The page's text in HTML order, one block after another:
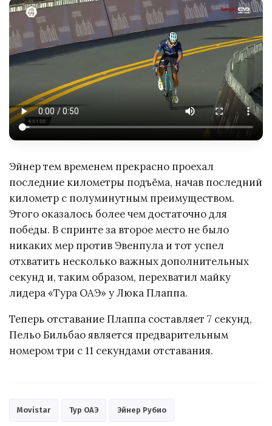
Эйнер тем временем прекрасно проехал
последние километры подъёма, начав последний
километр с полуминутным преимуществом.
Этого оказалось более чем достаточно для
победы. В спринте за второе место не было
никаких мер против Эвенпула и тот успел
отхватить несколько важных дополнительных
секунд и, таким образом, перехватил майку
лидера «Тура ОАЭ» у Люка Плаппа.
Теперь отставание Плаппа составляет 7 секунд,
Пельо Бильбао является предварительным
номером три с 11 секундами отставания.
Movistar Тур ОАЭ Эйнер Рубио